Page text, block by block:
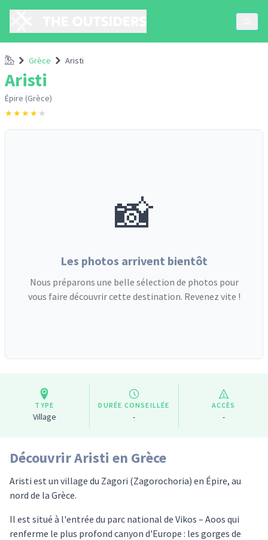
Accueil
Grèce Aristi
Aristi
Épire (Grèce)
★★★★ ★
📸
Les photos arrivent bientôt
Nous préparons une belle sélection de photos pour
vous faire découvrir cette destination. Revenez vite !
TYPE
Village
DURÉE CONSEILLÉE
-
ACCÈS
-
Découvrir Aristi en Grèce
Aristi est un village du Zagori (Zagorochoria) en Épire, au
nord de la Grèce.
Il est situé à l'entrée du parc national de Vikos – Aoos qui
renferme le plus profond canyon d'Europe : les gorges de